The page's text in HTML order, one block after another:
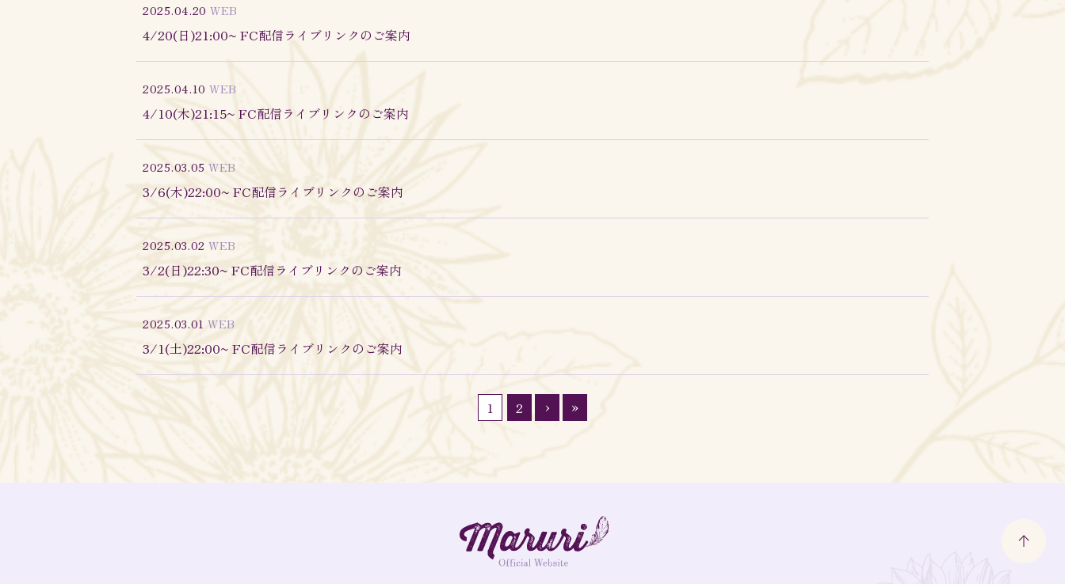
2025.04.20 WEB
4/20(日)21:00~ FC配信ライブリンクのご案内
2025.04.10 WEB
4/10(木)21:15~ FC配信ライブリンクのご案内
2025.03.05 WEB
3/6(木)22:00~ FC配信ライブリンクのご案内
2025.03.02 WEB
3/2(日)22:30~ FC配信ライブリンクのご案内
2025.03.01 WEB
3/1(土)22:00~ FC配信ライブリンクのご案内
1 2 › »
MARURI OFFICIAL
FANCLUB「MARURISTA」